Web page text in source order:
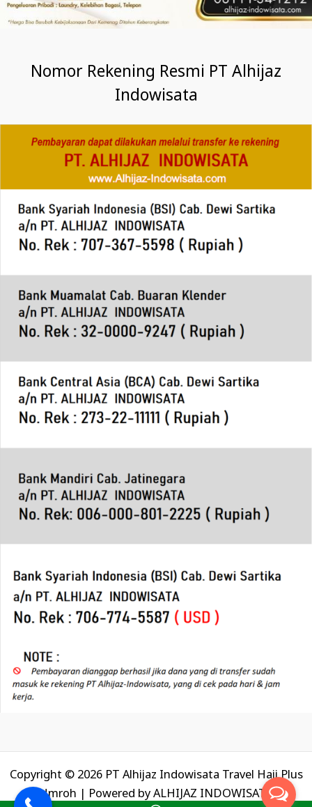
Nomor Rekening Resmi PT Alhijaz
Indowisata
Copyright © 2026 PT Alhijaz Indowisata Travel Haji Plus
Umroh | Powered byALHIJAZ INDOWISATA